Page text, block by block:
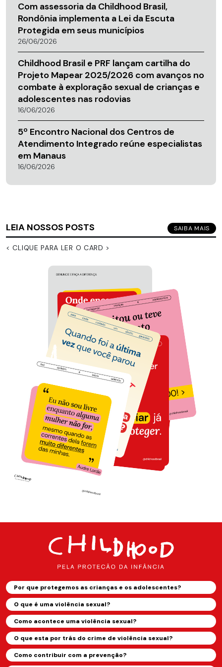
Com assessoria da Childhood Brasil,
Rondônia implementa a Lei da Escuta
Protegida em seus municípios
26/06/2026
Childhood Brasil e PRF lançam cartilha do
Projeto Mapear 2025/2026 com avanços no
combate à exploração sexual de crianças e
adolescentes nas rodovias
16/06/2026
5º Encontro Nacional dos Centros de
Atendimento Integrado reúne especialistas
em Manaus
16/06/2026
LEIA NOSSOS POSTS SAIBA MAIS
< CLIQUE PARA LER O CARD >
Por que protegemos as crianças e os adolescentes?
O que é uma violência sexual?
Como acontece uma violência sexual?
O que esta por trás do crime de violência sexual?
Como contribuir com a prevenção?